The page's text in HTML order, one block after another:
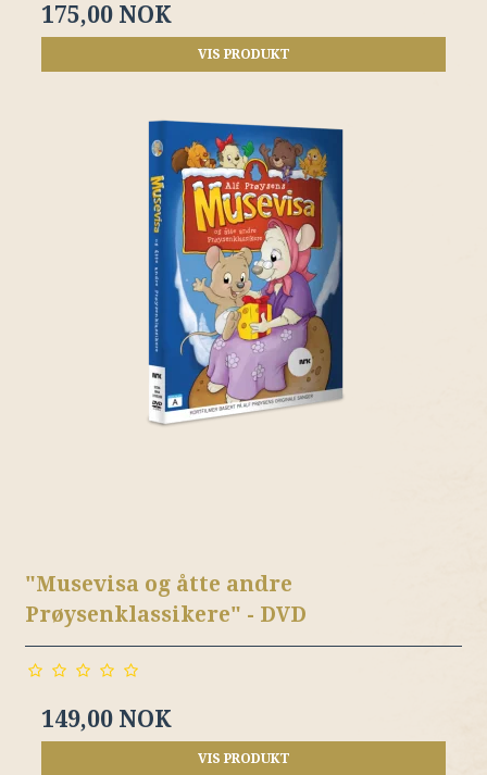
175,00 NOK
VIS PRODUKT
"Musevisa og åtte andre
Prøysenklassikere" - DVD
149,00 NOK
VIS PRODUKT